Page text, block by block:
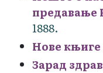
предавање
1888.
Нове књиге
Зарад